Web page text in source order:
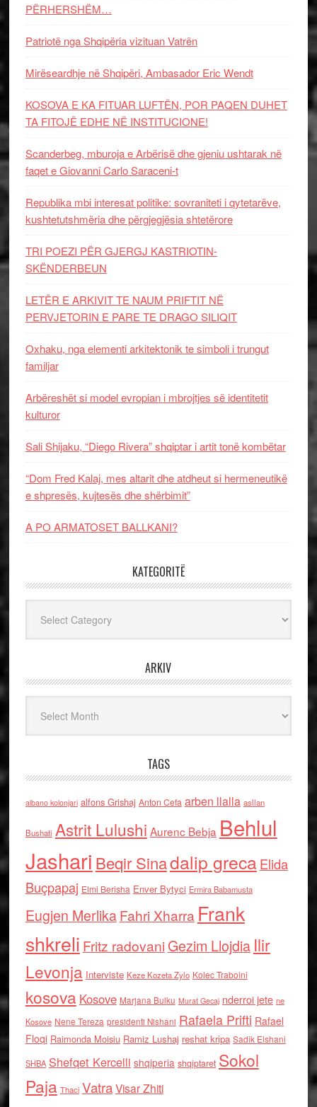
PËRHERSHËM…
Patriotë nga Shqipëria vizituan Vatrën
Mirëseardhje në Shqipëri, Ambasador Eric Wendt
KOSOVA E KA FITUAR LUFTËN, POR PAQEN DUHET
TA FITOJË EDHE NË INSTITUCIONE!
Scanderbeg, mburoja e Arbërisë dhe gjeniu ushtarak në
faqet e Giovanni Carlo Saraceni-t
Republika mbi interesat politike: sovraniteti i qytetarëve,
kushtetutshmëria dhe përgjegjësia shtetërore
TRI POEZI PËR GJERGJ KASTRIOTIN-
SKËNDERBEUN
LETËR E ARKIVIT TE NAUM PRIFTIT NË
PERVJETORIN E PARE TE DRAGO SILIQIT
Oxhaku, nga elementi arkitektonik te simboli i trungut
familjar
Arbëreshët si model evropian i mbrojtjes së identitetit
kulturor
Sali Shijaku, “Diego Rivera” shqiptar i artit tonë kombëtar
“Dom Fred Kalaj, mes altarit dhe atdheut si hermeneutikë
e shpresës, kujtesës dhe shërbimit”
A PO ARMATOSET BALLKANI?
KATEGORITË
ARKIV
TAGS
albano kolonjari alfons Grishaj Anton Cefa arben llalla asllan
Bushati Astrit Lulushi Aurenc Bebja Behlul
Jashari Beqir Sinadalip grecaElida
Buçpapaj Elmi Berisha Enver Bytyci Ermira Babamusta
Eugjen MerlikaFahri Xharra Frank
shkreli Fritz radovaniGezim Llojdia Ilir
Levonja Interviste Keze Kozeta Zylo Kolec Traboini
kosova Kosove Marjana Bulku Murat Gecaj nderroi jete ne
Kosove Nene Tereza presidenti Nishani Rafaela Prifti Rafael
Floqi Raimonda Moisiu Ramiz Lushaj reshat kripa Sadik Elshani
SHBA Shefqet Kercelli shqiperia shqiptaret Sokol
Paja Thaci VatraVisar Zhiti